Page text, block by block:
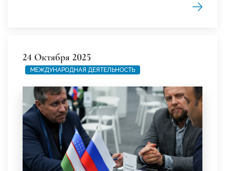
24 Октября 2025
МЕЖДУНАРОДНАЯ ДЕЯТЕЛЬНОСТЬ